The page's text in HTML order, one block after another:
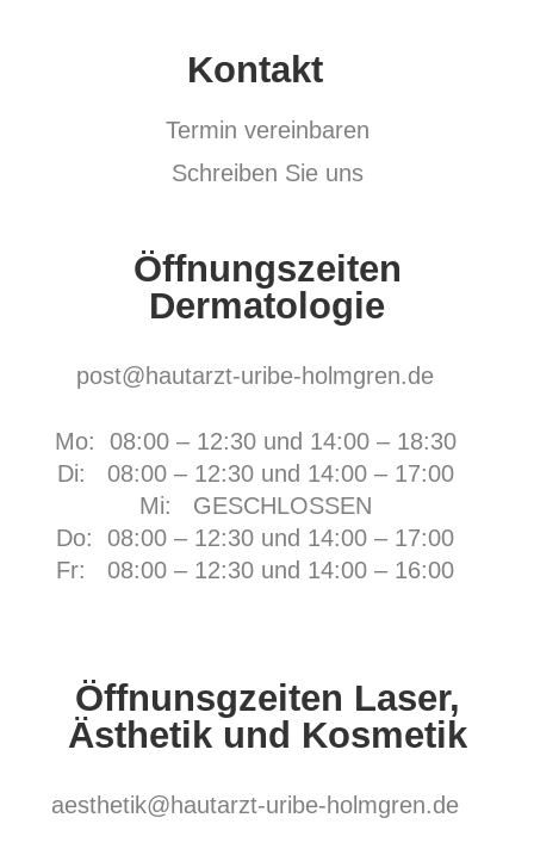
Kontakt
Termin vereinbaren
Schreiben Sie uns
Öffnungszeiten
Dermatologie
post@hautarzt-uribe-holmgren.de
Mo: 08:00 – 12:30 und 14:00 – 18:30
Di: 08:00 – 12:30 und 14:00 – 17:00
Mi: GESCHLOSSEN
Do: 08:00 – 12:30 und 14:00 – 17:00
Fr: 08:00 – 12:30 und 14:00 – 16:00
Öffnunsgzeiten Laser,
Ästhetik und Kosmetik
aesthetik@hautarzt-uribe-holmgren.de